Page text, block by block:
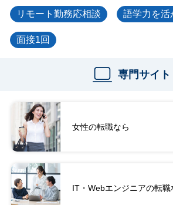
リモート勤務応相談 語学力を活
面接1回
専門サイト
女性の転職なら
IT・Webエンジニアの転職